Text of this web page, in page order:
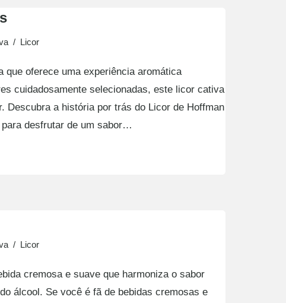
Licor
que oferece uma experiência aromática
cuidadosamente selecionadas, este licor cativa
Descubra a história por trás do Licor de Hoffman
desfrutar de um sabor…
Licor
cremosa e suave que harmoniza o sabor
álcool. Se você é fã de bebidas cremosas e